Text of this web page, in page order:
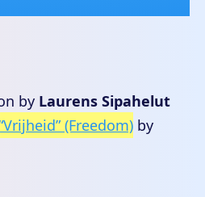
by Laurens Sipahelut
(Freedom) by